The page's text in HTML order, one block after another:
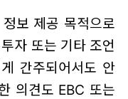
보 제공 목적으로
자 또는 기타 조언
간주되어서도 안
의견도 EBC 또는